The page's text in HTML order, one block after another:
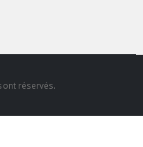
réservés.